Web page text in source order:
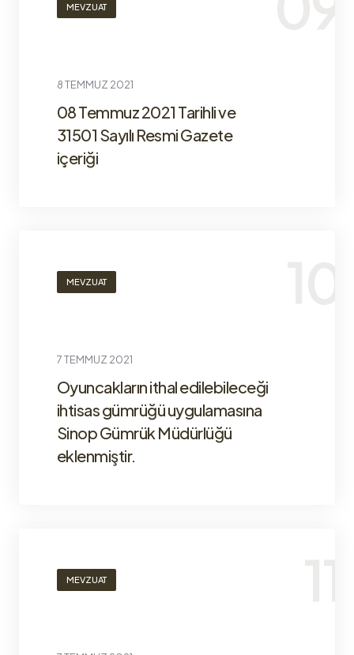
MEVZUAT
8 TEMMUZ 2021
08 Temmuz 2021 Tarihli ve
31501 Sayılı Resmi Gazete
içeriği
MEVZUAT
7 TEMMUZ 2021
Oyuncakların ithal edilebileceği
ihtisas gümrüğü uygulamasına
Sinop Gümrük Müdürlüğü
eklenmiştir.
MEVZUAT